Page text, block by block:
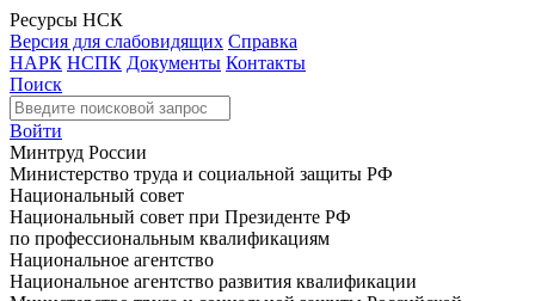
Ресурсы НСК
Версия для слабовидящих Справка
НАРК НСПК Документы Контакты
Поиск
Войти
Минтруд России
Министерство труда и социальной защиты РФ
Национальный совет
Национальный совет при Президенте РФ
по профессиональным квалификациям
Национальное агентство
Национальное агентство развития квалификации